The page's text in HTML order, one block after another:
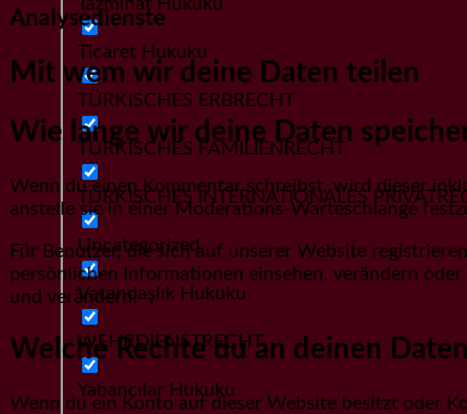
Ticaret Hukuku
TÜRKISCHES ERBRECHT
TÜRKISCHES FAMILIENRECHT
TÜRKISCHES INTERNATIONALES
Uncategorized
Vatandaşlık Hukuku
WEHRDIENSTRECHT
Yabancılar Hukuku
Analysedienste
Mit wem wir deine Daten teilen
Wie lange wir deine Daten
Wenn du einen Kommentar schreibst, wird dieser
anstelle sie in einer Moderations-Warteschlange
Für Benutzer, die sich auf unserer Website
persönlichen Informationen einsehen, verändern
und verändern.
Welche Rechte du an deinen
Wenn du ein Konto auf dieser Website besitzt oder